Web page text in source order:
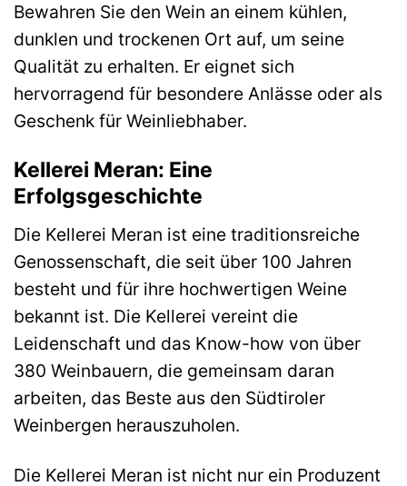
Bewahren Sie den Wein an einem kühlen,
dunklen und trockenen Ort auf, um seine
Qualität zu erhalten. Er eignet sich
hervorragend für besondere Anlässe oder als
Geschenk für Weinliebhaber.
Kellerei Meran: Eine
Erfolgsgeschichte
Die Kellerei Meran ist eine traditionsreiche
Genossenschaft, die seit über 100 Jahren
besteht und für ihre hochwertigen Weine
bekannt ist. Die Kellerei vereint die
Leidenschaft und das Know-how von über
380 Weinbauern, die gemeinsam daran
arbeiten, das Beste aus den Südtiroler
Weinbergen herauszuholen.
Die Kellerei Meran ist nicht nur ein Produzent